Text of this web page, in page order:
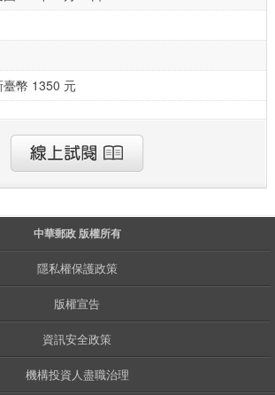
臺幣 1350 元
中華郵政 版權所有
隱私權保護政策
版權宣告
資訊安全政策
機構投資人盡職治理